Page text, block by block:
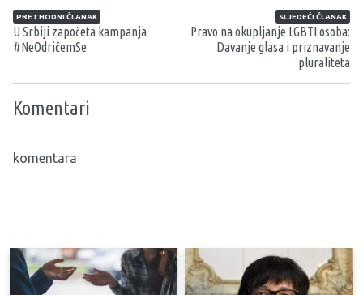
Navigacija članaka
PRETHODNI ČLANAK
U Srbiji započeta kampanja
#NeOdričemSe
SLJEDEĆI ČLANAK
Pravo na okupljanje LGBTI osoba:
Davanje glasa i priznavanje
pluraliteta
Komentari
komentara